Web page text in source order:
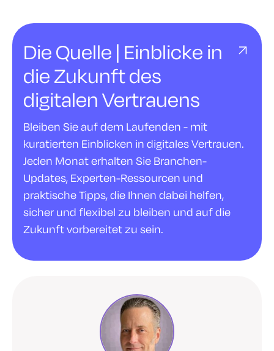
Die Quelle | Einblicke in
die Zukunft des
digitalen Vertrauens
Bleiben Sie auf dem Laufenden - mit
kuratierten Einblicken in digitales Vertrauen.
Jeden Monat erhalten Sie Branchen-
Updates, Experten-Ressourcen und
praktische Tipps, die Ihnen dabei helfen,
sicher und flexibel zu bleiben und auf die
Zukunft vorbereitet zu sein.